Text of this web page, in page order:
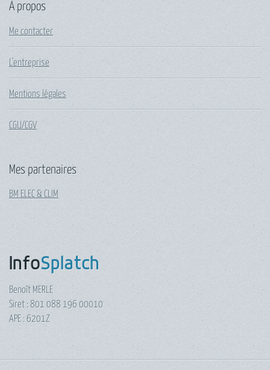
À propos
Me contacter
L'entreprise
Mentions légales
CGU/CGV
Mes partenaires
BM ELEC & CLIM
InfoSplatch
Benoît MERLE
Siret : 801 088 196 00010
APE : 6201Z